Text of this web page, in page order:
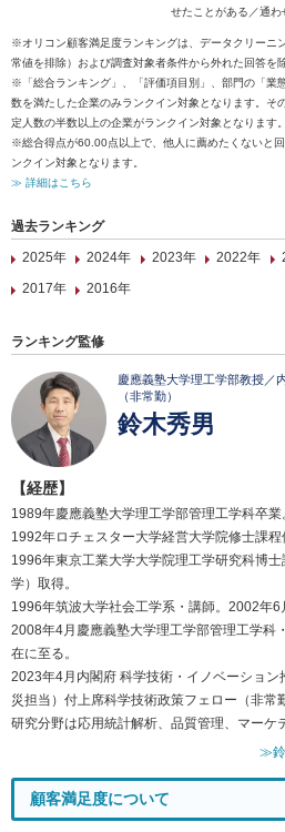
せたことがある／通わ
※オリコン顧客満足度ランキングは、データクリーニ
常値を排除）および調査対象者条件から外れた回答を
※「総合ランキング」、「評価項目別」、部門の「業
数を満たした企業のみランクイン対象となります。そ
定人数の半数以上の企業がランクイン対象となります。
※総合得点が60.00点以上で、他人に薦めたくないと
ンクイン対象となります。
≫ 詳細はこちら
過去ランキング
2025年
2024年 2023年 2022年
2017年
2016年
ランキング監修
慶應義塾大学理工学部教授／
（非常勤）
鈴木秀男
【経歴】
1989年慶應義塾大学理工学部管理工学科卒業
1992年ロチェスター大学経営大学院修士課程
1996年東京工業大学大学院理工学研究科博
学）取得。
1996年筑波大学社会工学系・講師。2002年6
2008年4月慶應義塾大学理工学部管理工学科
在に至る。
2023年4月内閣府 科学技術・イノベーショ
災担当）付上席科学技術政策フェロー（非常
研究分野は応用統計解析、品質管理、マーケ
≫鈴
顧客満足度について